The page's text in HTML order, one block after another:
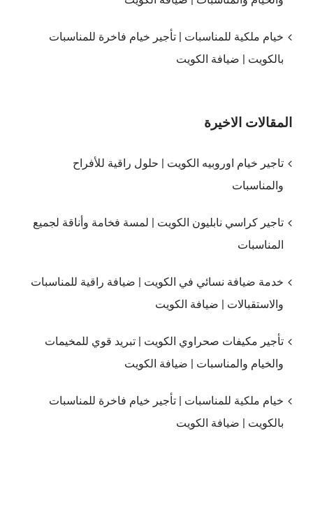
خيام ملكية للمناسبات | تأجير خيام فاخرة للمناسبات
بالكويت | ضيافة الكويت
المقالات الاخيرة
تاجير خيام اوروبيه الكويت | حلول راقية للأفراح
والمناسبات
تاجير كراسي نابليون الكويت | لمسة فخامة وأناقة لجميع
المناسبات
خدمة ضيافة نسائي في الكويت | ضيافة راقية للمناسبات
والاستقبالات | ضيافة الكويت
تأجير مكيفات صحراوي الكويت | تبريد قوي للمخيمات
والخيام والمناسبات | ضيافة الكويت
خيام ملكية للمناسبات | تأجير خيام فاخرة للمناسبات
بالكويت | ضيافة الكويت